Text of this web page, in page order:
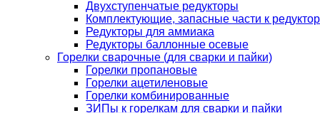
Двухступенчатые редукторы
Комплектующие, запасные части к
Редукторы для аммиака
Редукторы баллонные осевые
Горелки сварочные (для сварки и пайки)
Горелки пропановые
Горелки ацетиленовые
Горелки комбинированные
ЗИПы к горелкам для сварки и пайки